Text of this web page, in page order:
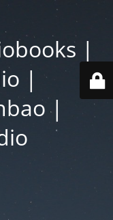
|
|
|